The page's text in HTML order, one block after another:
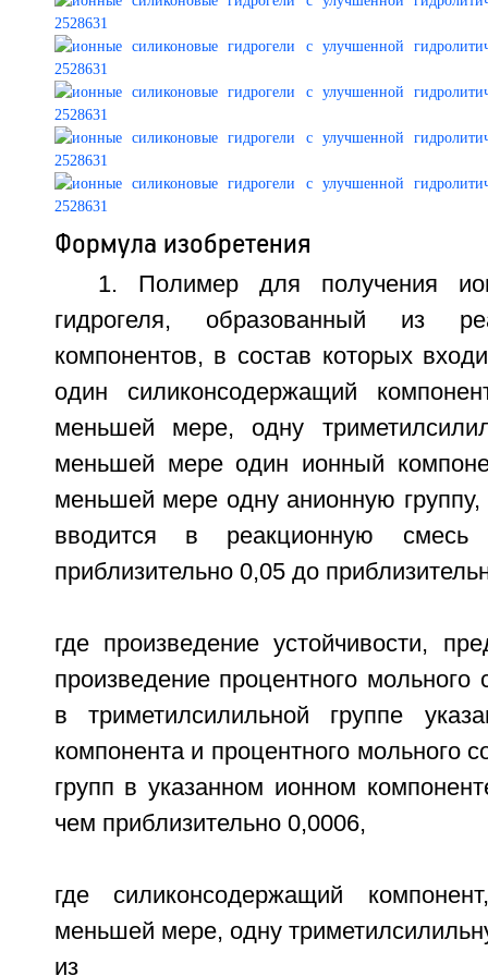
Формула изобретения
1. Полимер для получения
гидрогеля, образованный из
компонентов, в состав которых
один силиконсодержащий
меньшей мере, одну
меньшей мере один ионный
меньшей мере одну анионную группу,
вводится в реакционную
приблизительно 0,05 до
где произведение устойчивости,
произведение процентного
в триметилсилильной группе
компонента и процентного мольного
групп в указанном ионном
чем приблизительно 0,0006,
где силиконсодержащий
меньшей мере, одну
из